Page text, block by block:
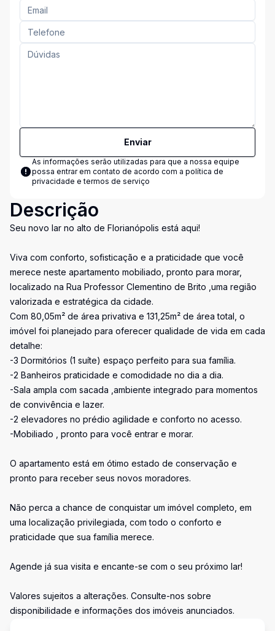
Enviar
As informações serão utilizadas para que a nossa equipe
possa entrar em contato de acordo com a política de
privacidade e termos de serviço
Descrição
Seu novo lar no alto de Florianópolis está aqui!
Viva com conforto, sofisticação e a praticidade que você
merece neste apartamento mobiliado, pronto para morar,
localizado na Rua Professor Clementino de Brito ,uma região
valorizada e estratégica da cidade.
Com 80,05m² de área privativa e 131,25m² de área total, o
imóvel foi planejado para oferecer qualidade de vida em cada
detalhe:
-3 Dormitórios (1 suíte) espaço perfeito para sua família.
-2 Banheiros praticidade e comodidade no dia a dia.
-Sala ampla com sacada ,ambiente integrado para momentos
de convivência e lazer.
-2 elevadores no prédio agilidade e conforto no acesso.
-Mobiliado , pronto para você entrar e morar.
O apartamento está em ótimo estado de conservação e
pronto para receber seus novos moradores.
Não perca a chance de conquistar um imóvel completo, em
uma localização privilegiada, com todo o conforto e
praticidade que sua família merece.
Agende já sua visita e encante-se com o seu próximo lar!
Valores sujeitos a alterações. Consulte-nos sobre
disponibilidade e informações dos imóveis anunciados.